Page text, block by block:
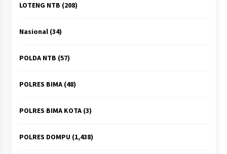
LOTENG NTB (208)
Nasional(34)
POLDA NTB (57)
POLRES BIMA(48)
POLRES BIMA KOTA(3)
POLRES DOMPU(1,438)